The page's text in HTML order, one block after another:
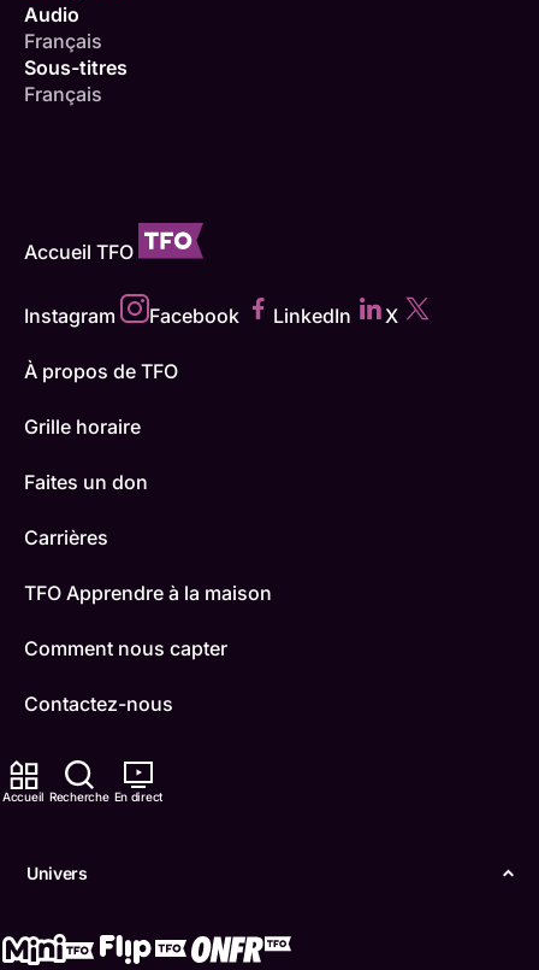
Accueil Recherche En direct
Univers
Audio
Français
Sous-titres
Français
Accueil TFO
Instagram Facebook LinkedIn X
À propos de TFO
Grille horaire
Faites un don
Carrières
TFO Apprendre à la maison
Comment nous capter
Contactez-nous
ONFR
Boukili